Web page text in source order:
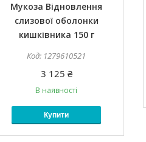
Мукоза Відновлення
слизової оболонки
кишківника 150 г
1279610521
3 125 ₴
В наявності
Купити